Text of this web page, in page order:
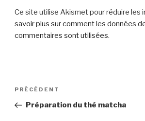
Ce site utilise Akismet pour réduire les
savoir plus sur comment les données
commentaires sont utilisées.
Navigation
l’article
Article
précédent
PRÉCÉDENT
Préparation du thé matcha